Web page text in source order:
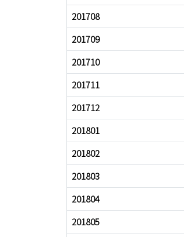
201708
201709
201710
201711
201712
201801
201802
201803
201804
201805